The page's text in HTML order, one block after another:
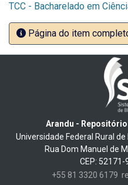
TCC - Bacharelado em
Página do item
Arandu -
Universidade Federal Rural
Rua Dom Manuel de
CEP:
+55 81 3320 6179